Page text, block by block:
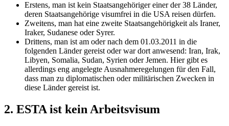
Erstens, man ist kein Staatsangehöriger einer der 38 Länder,
deren Staatsangehörige visumfrei in die USA reisen dürfen.
Zweitens, man hat eine zweite Staatsangehörigkeit als Iraner,
Iraker, Sudanese oder Syrer.
Drittens, man ist am oder nach dem 01.03.2011 in die
folgenden Länder gereist oder war dort anwesend: Iran, Irak,
Libyen, Somalia, Sudan, Syrien oder Jemen. Hier gibt es
allerdings eng angelegte Ausnahmeregelungen für den Fall,
dass man zu diplomatischen oder militärischen Zwecken in
diese Länder gereist ist.
2. ESTA ist kein Arbeitsvisum